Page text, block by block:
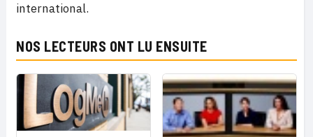
international.
NOS LECTEURS ONT LU ENSUITE